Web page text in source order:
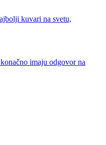
kuvari na svetu,
imaju odgovor na